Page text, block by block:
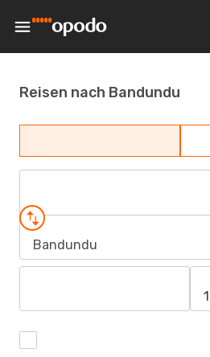
Reisen nach Bandundu
Bandundu
1